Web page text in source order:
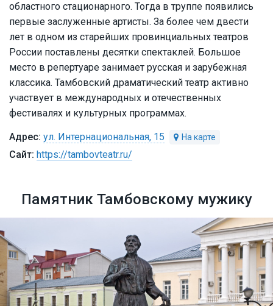
областного стационарного. Тогда в труппе появились
первые заслуженные артисты. За более чем двести
лет в одном из старейших провинциальных театров
России поставлены десятки спектаклей. Большое
место в репертуаре занимает русская и зарубежная
классика. Тамбовский драматический театр активно
участвует в международных и отечественных
фестивалях и культурных программах.
ул. Интернациональная, 15
https://tambovteatr.ru/
Памятник Тамбовскому мужику